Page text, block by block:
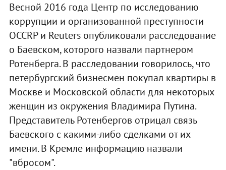
Весной 2016 года Центр по исследованию
коррупции и организованной преступности
OCCRP и Reuters опубликовали расследование
о Баевском, которого назвали партнером
Ротенберга. В расследовании говорилось, что
петербургский бизнесмен покупал квартиры в
Москве и Московской области для некоторых
женщин из окружения Владимира Путина.
Представитель Ротенбергов отрицал связь
Баевского с какими-либо сделками от их
имени. В Кремле информацию назвали
"вбросом".